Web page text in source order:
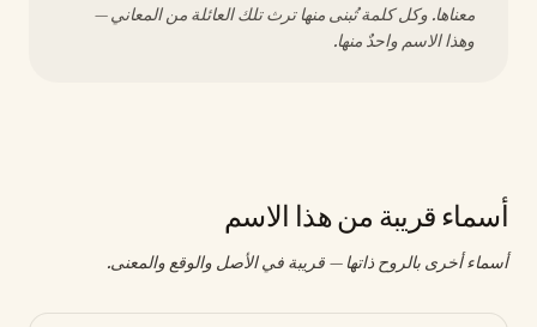
معناها. وكل كلمة تُبنى منها ترث تلك العائلة من المعاني —
وهذا الاسم واحدٌ منها.
أسماء قريبة من هذا الاسم
أسماء أخرى بالروح ذاتها — قريبة في الأصل والوقع والمعنى.